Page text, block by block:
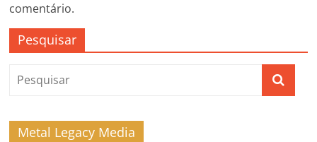
comentário.
Pesquisar
Metal Legacy Media